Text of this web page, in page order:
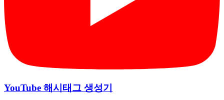
YouTube 해시태그 생성기